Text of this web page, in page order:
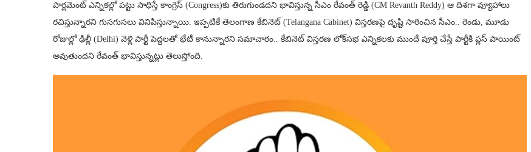
పార్లమెంట్ ఎన్నికల్లో పట్టు సాధిస్తే కాంగ్రెస్ (Congress)కు తిరుగుండదని భావిస్తున్న సీఎం రేవంత్ రెడ్డి (CM Revanth Reddy) ఆ దిశగా వ్యూహాలు
రచిస్తున్నారని గుసగుసలు వినిపిస్తున్నాయి. ఇప్పటికే తెలంగాణ కేబినెట్ (Telangana Cabinet) విస్తరణపై దృష్టి సారించిన సీఎం.. రెండు, మూడు
రోజుల్లో ఢిల్లీ (Delhi) వెళ్లి పార్టీ పెద్దలతో భేటీ కానున్నారని సమాచారం.. కేబినెట్ విస్తరణ లోక్‌సభ ఎన్నికలకు ముందే పూర్తి చేస్తే పార్టీకి ప్లస్ పాయింట్
అవుతుందని రేవంత్ భావిస్తున్నట్లు తెలుస్తోంది.